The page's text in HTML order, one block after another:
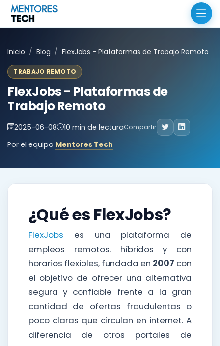
Inicio Blog FlexJobs - Plataformas de Trabajo Remoto
TRABAJO REMOTO
FlexJobs - Plataformas de
Trabajo Remoto
2025-06-08 10 min de lecturaCompartir
Por el equipo Mentores Tech
¿Qué es FlexJobs?
FlexJobs es una plataforma de
empleos remotos, híbridos y con
horarios flexibles, fundada en 2007 con
el objetivo de ofrecer una alternativa
segura y confiable frente a la gran
cantidad de ofertas fraudulentas o
poco claras que circulan en internet. A
diferencia de otros portales de